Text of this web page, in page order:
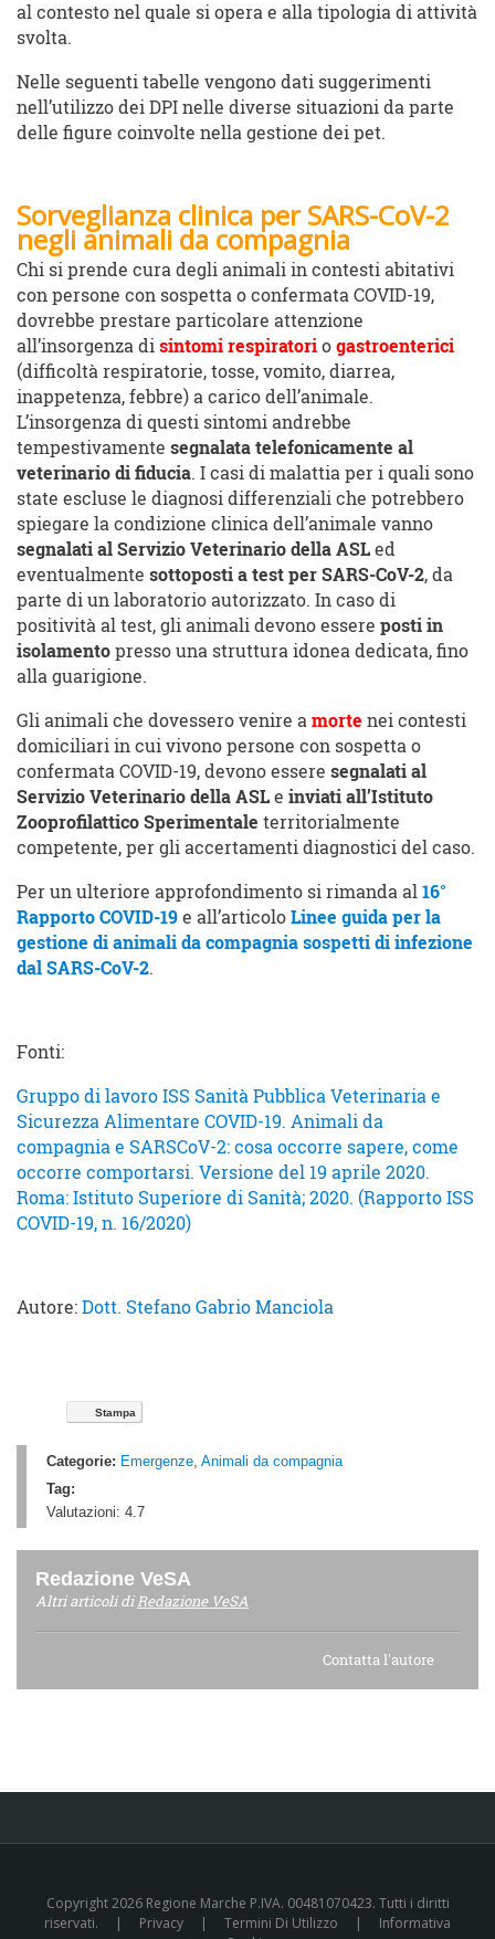
al contesto nel quale si opera e alla tipologia di attività
svolta.
Nelle seguenti tabelle vengono dati suggerimenti
nell’utilizzo dei DPI nelle diverse situazioni da parte
delle figure coinvolte nella gestione dei pet.
Sorveglianza clinica per SARS-CoV-2
negli animali da compagnia
Chi si prende cura degli animali in contesti abitativi
con persone con sospetta o confermata COVID-19,
dovrebbe prestare particolare attenzione
all’insorgenza di sintomi respiratori o gastroenterici
(difficoltà respiratorie, tosse, vomito, diarrea,
inappetenza, febbre) a carico dell’animale.
L’insorgenza di questi sintomi andrebbe
tempestivamente segnalata telefonicamente al
veterinario di fiducia. I casi di malattia per i quali sono
state escluse le diagnosi differenziali che potrebbero
spiegare la condizione clinica dell’animale vanno
segnalati al Servizio Veterinario della ASL ed
eventualmente sottoposti a test per SARS-CoV-2, da
parte di un laboratorio autorizzato. In caso di
positività al test, gli animali devono essere posti in
isolamento presso una struttura idonea dedicata, fino
alla guarigione.
Gli animali che dovessero venire a morte nei contesti
domiciliari in cui vivono persone con sospetta o
confermata COVID-19, devono essere segnalati al
Servizio Veterinario della ASL e inviati all’Istituto
Zooprofilattico Sperimentale territorialmente
competente, per gli accertamenti diagnostici del caso.
Per un ulteriore approfondimento si rimanda al 16°
Rapporto COVID-19 e all’articolo Linee guida per la
gestione di animali da compagnia sospetti di infezione
dal SARS-CoV-2.
Fonti:
Gruppo di lavoro ISS Sanità Pubblica Veterinaria e
Sicurezza Alimentare COVID-19. Animali da
compagnia e SARSCoV-2: cosa occorre sapere, come
occorre comportarsi. Versione del 19 aprile 2020.
Roma: Istituto Superiore di Sanità; 2020. (Rapporto ISS
COVID-19, n. 16/2020)
Autore: Dott. Stefano Gabrio Manciola
Stampa
Categorie: Emergenze, Animali da compagnia
Tag:
Valutazioni: 4.7
Redazione VeSA
Altri articoli diRedazione VeSA
Contatta l'autore
Copyright 2026 Regione Marche P.IVA. 00481070423. Tutti i diritti
riservati.
| Privacy | Termini Di Utilizzo |
Informativa